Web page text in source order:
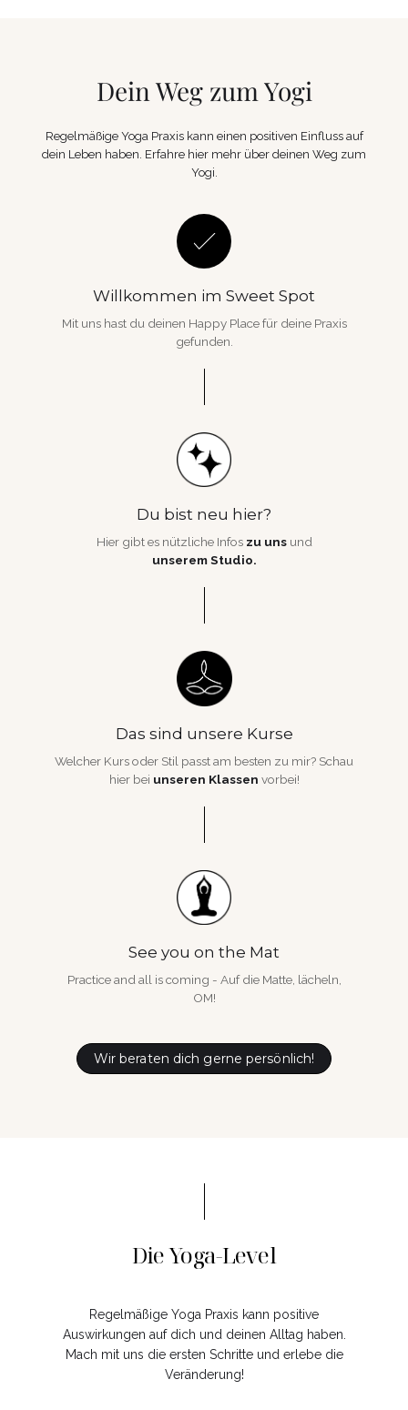
Dein Weg zum Yogi
Regelmäßige Yoga Praxis kann einen positiven Einfluss auf
dein Leben haben. Erfahre hier mehr über deinen Weg zum
Yogi.
Willkommen im Sweet Spot
Mit uns hast du deinen Happy Place für deine Praxis
gefunden.
Du bist neu hier?
Hier gibt es nützliche Infos zu unsund
unserem Studio.
Das sind unsere Kurse
Welcher Kurs oder Stil passt am besten zu mir? Schau
hier bei unseren Klassen vorbei!
See you on the Mat
Practice and all is coming - Auf die Matte, lächeln,
OM!
Wir beraten dich gerne persönlich!
Die Yoga-Level
Regelmäßige Yoga Praxis kann positive
Auswirkungen auf dich und deinen Alltag haben.
Mach mit uns die ersten Schritte und erlebe die
Veränderung!